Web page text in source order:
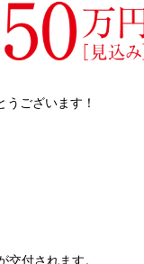
ございます！
付されます。